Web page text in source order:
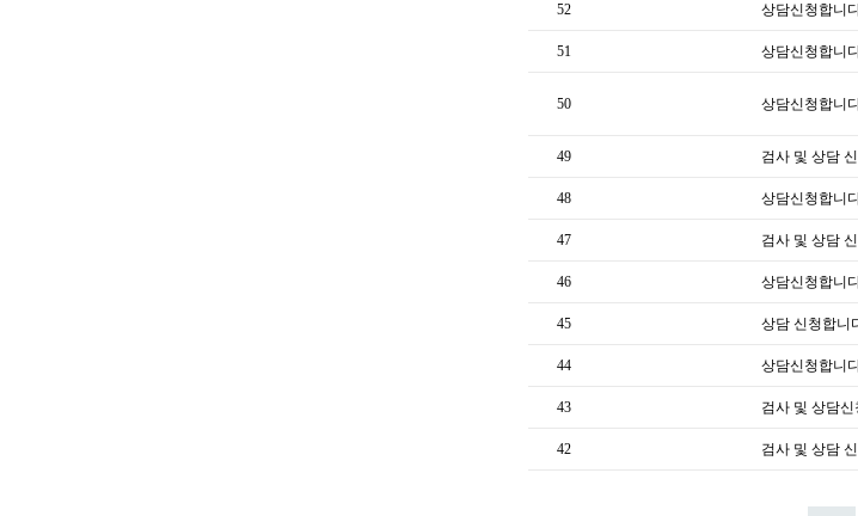
52 상담신청합니
51 상담신청합니
50 상담신청합니
49 검사 및 상담
48 상담신청합니
47 검사 및 상담
46 상담신청합니
45 상담 신청합니
44 상담신청합니
43 검사 및 상담신
42 검사 및 상담